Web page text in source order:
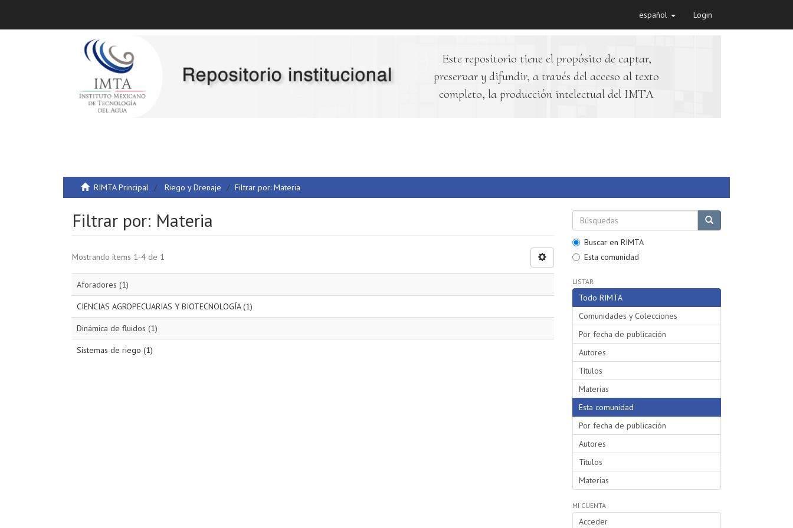
español Login
Este repositorio tiene el propósito de captar,
preservar y difundir, a través del acceso al texto
completo, la producción intelectual del IMTA
RIMTA Principal Riego y Drenaje Filtrar por: Materia
Filtrar por: Materia
Mostrando ítems 1-4 de 1
Aforadores (1)
CIENCIAS AGROPECUARIAS Y BIOTECNOLOGÍA (1)
Dinámica de fluidos (1)
Sistemas de riego (1)
Buscar en RIMTA
Esta comunidad
LISTAR
Todo RIMTA
Comunidades y Colecciones
Por fecha de publicación
Autores
Títulos
Materias
Esta comunidad
Por fecha de publicación
Autores
Títulos
Materias
MI CUENTA
Acceder